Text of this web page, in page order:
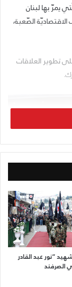
يمرّ بها لبنان
الصّعبة،
تطوير العلاقات
“نور عبد القادر
الصرفند